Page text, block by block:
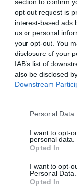
section to confirm
opt-out request is
interest-based ads
us or personal
your opt-out. You
disclosure of your
IAB’s list of
also be disclosed
Downstream
Please note that
not limited to your
grant or deny
use your data for
consent section.
Personal Data
I want to opt-
personal data.
Opted In
I want to opt-
Personal Data.
Opted In